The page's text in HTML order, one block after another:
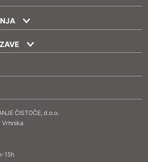
ČISTOČE, d.o.o.
Vrhnika
15h